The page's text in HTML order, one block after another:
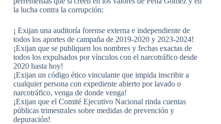
la lucha contra la corrupción:
¡ Exijan una auditoría forense externa e independiente de
todos los aportes de campaña de 2019-2020 y 2023-2024!
¡Exijan que se publiquen los nombres y fechas exactas de
todos los expulsados por vínculos con el narcotráfico desde
2020 hasta hoy!
¡Exijan un código ético vinculante que impida inscribir a
cualquier persona con expediente abierto por lavado o
narcotráfico, venga de donde venga!
¡Exijan que el Comité Ejecutivo Nacional rinda cuentas
públicas trimestrales sobre medidas de prevención y
depuración!